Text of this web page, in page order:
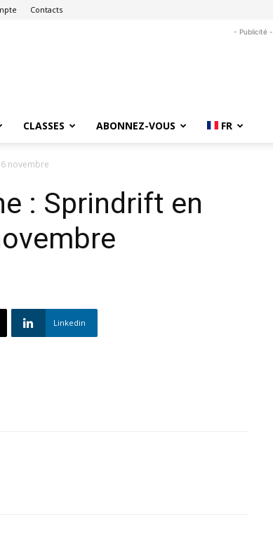
Contacts
- Publicité -
CLASSES ABONNEZ-VOUS FR
novembre
: Sprindrift en
Linkedin